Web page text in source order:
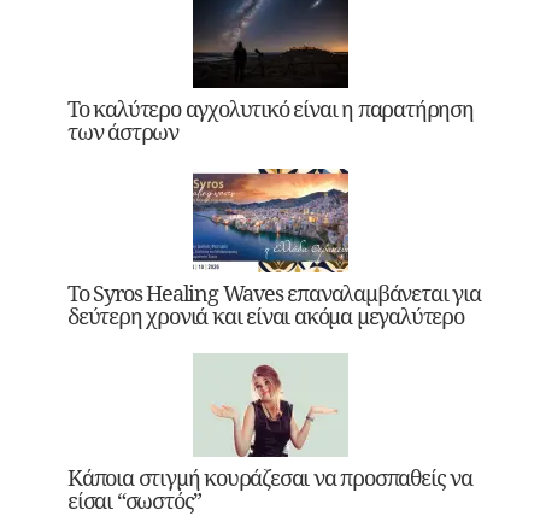
Το καλύτερο αγχολυτικό είναι η παρατήρηση
των άστρων
Το Syros Healing Waves επαναλαμβάνεται για
δεύτερη χρονιά και είναι ακόμα μεγαλύτερο
Κάποια στιγμή κουράζεσαι να προσπαθείς να
είσαι “σωστός”